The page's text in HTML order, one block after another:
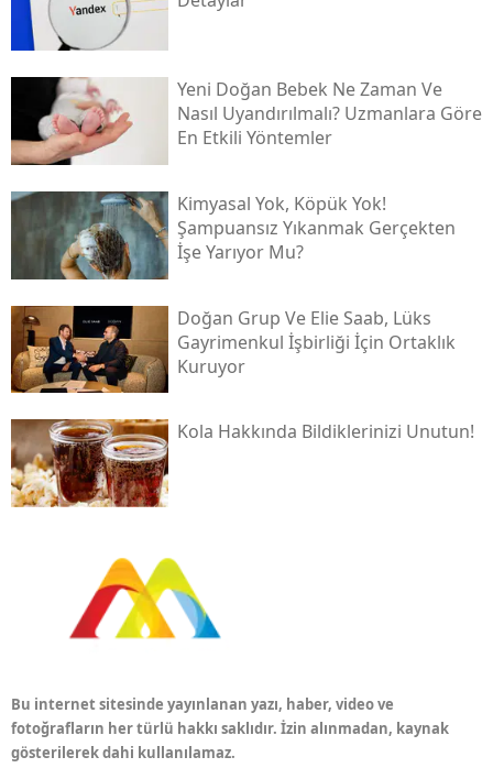
Yeni Doğan Bebek Ne Zaman Ve
Nasıl Uyandırılmalı? Uzmanlara Göre
En Etkili Yöntemler
Kimyasal Yok, Köpük Yok!
Şampuansız Yıkanmak Gerçekten
İşe Yarıyor Mu?
Doğan Grup Ve Elie Saab, Lüks
Gayrimenkul İşbirliği İçin Ortaklık
Kuruyor
Kola Hakkında Bildiklerinizi Unutun!
Bu internet sitesinde yayınlanan yazı, haber, video ve
fotoğrafların her türlü hakkı saklıdır. İzin alınmadan, kaynak
gösterilerek dahi kullanılamaz.